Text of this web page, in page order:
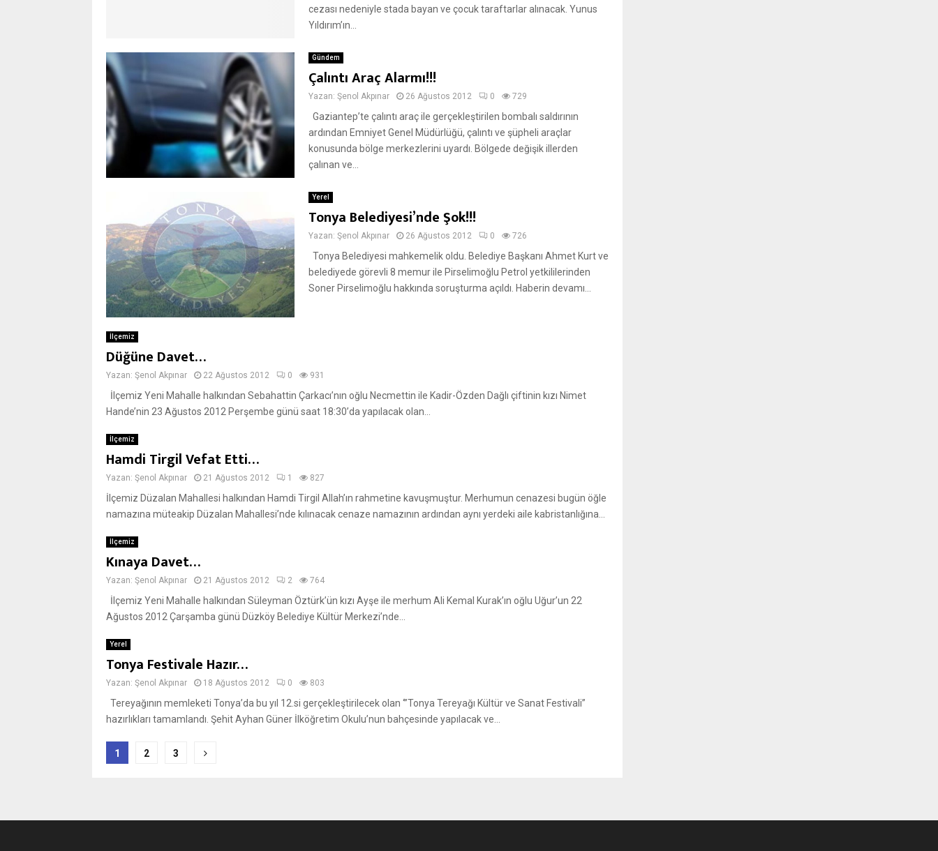
cezası nedeniyle stada bayan ve çocuk taraftarlar alınacak. Yunus
Yıldırım’ın...
Gündem
Çalıntı Araç Alarmı!!!
Yazan: Şenol Akpınar 26 Ağustos 2012 0 729
Gaziantep’te çalıntı araç ile gerçekleştirilen bombalı saldırının
ardından Emniyet Genel Müdürlüğü, çalıntı ve şüpheli araçlar
konusunda bölge merkezlerini uyardı. Bölgede değişik illerden
çalınan ve...
Yerel
Tonya Belediyesi’nde Şok!!!
Yazan: Şenol Akpınar 26 Ağustos 2012 0 726
Tonya Belediyesi mahkemelik oldu. Belediye Başkanı Ahmet Kurt ve
belediyede görevli 8 memur ile Pirselimoğlu Petrol yetkililerinden
Soner Pirselimoğlu hakkında soruşturma açıldı. Haberin devamı...
İlçemiz
Düğüne Davet…
Yazan: Şenol Akpınar 22 Ağustos 2012 0 931
İlçemiz Yeni Mahalle halkından Sebahattin Çarkacı’nın oğlu Necmettin ile Kadir-Özden Dağlı çiftinin kızı Nimet
Hande’nin 23 Ağustos 2012 Perşembe günü saat 18:30’da yapılacak olan...
İlçemiz
Hamdi Tirgil Vefat Etti…
Yazan: Şenol Akpınar 21 Ağustos 2012 1 827
İlçemiz Düzalan Mahallesi halkından Hamdi Tirgil Allah’ın rahmetine kavuşmuştur. Merhumun cenazesi bugün öğle
namazına müteakip Düzalan Mahallesi’nde kılınacak cenaze namazının ardından aynı yerdeki aile kabristanlığına...
İlçemiz
Kınaya Davet…
Yazan: Şenol Akpınar 21 Ağustos 2012 2 764
İlçemiz Yeni Mahalle halkından Süleyman Öztürk’ün kızı Ayşe ile merhum Ali Kemal Kurak’ın oğlu Uğur’un 22
Ağustos 2012 Çarşamba günü Düzköy Belediye Kültür Merkezi’nde...
Yerel
Tonya Festivale Hazır…
Yazan: Şenol Akpınar 18 Ağustos 2012 0 803
Tereyağının memleketi Tonya’da bu yıl 12.si gerçekleştirilecek olan ‘”Tonya Tereyağı Kültür ve Sanat Festivali”
hazırlıkları tamamlandı. Şehit Ayhan Güner İlköğretim Okulu’nun bahçesinde yapılacak ve...
Yazı
1 2 3